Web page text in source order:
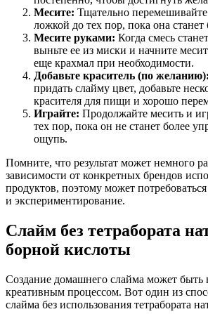
Месите: Тщательно
ложкой до тех пор, пока она станет
Месите руками: Когда смесь
выньте ее из миски и начните
еще крахмал при необходимости.
Добавьте краситель (по желанию):
придать слайму цвет, добавьте
красителя для пищи и хорошо
Играйте: Продолжайте месить и
тех пор, пока он не станет более
ощупь.
Помните, что результат может немного
зависимости от конкретных брендов
продуктов, поэтому может
и экспериментирование.
Слайм без тетрабората
борной кислоты
Создание домашнего слайма может быть
креативным процессом. Вот один из
слайма без использования тетрабората